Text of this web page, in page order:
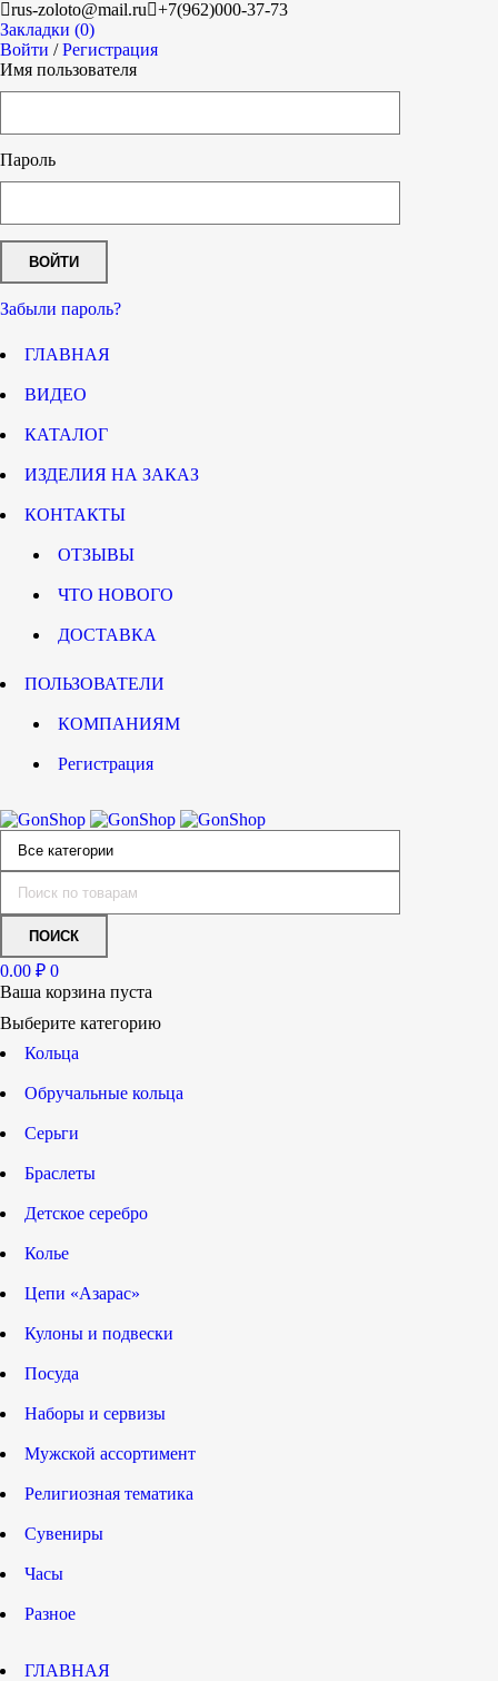
rus-zoloto@mail.ru
+7(962)000-37-73
Закладки (0)
Войти /Регистрация
Имя пользователя
Пароль
Забыли пароль?
ГЛАВНАЯ
ВИДЕО
КАТАЛОГ
ИЗДЕЛИЯ НА ЗАКАЗ
КОНТАКТЫ
ОТЗЫВЫ
ЧТО НОВОГО
ДОСТАВКА
ПОЛЬЗОВАТЕЛИ
КОМПАНИЯМ
Регистрация
0.00 ₽ 0
Ваша корзина пуста
Выберите категорию
Кольца
Обручальные кольца
Серьги
Браслеты
Детское серебро
Колье
Цепи «Азарас»
Кулоны и подвески
Посуда
Наборы и сервизы
Мужской ассортимент
Религиозная тематика
Сувениры
Часы
Разное
ГЛАВНАЯ